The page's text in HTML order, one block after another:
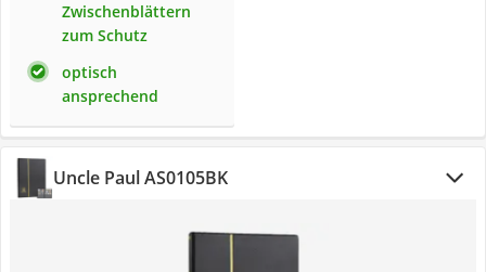
Zwischenblättern
zum Schutz
optisch
ansprechend
Uncle Paul AS0105BK